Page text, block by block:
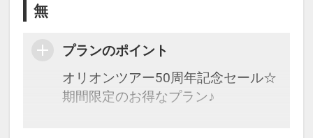
無
プランのポイント
オリオンツアー50周年記念セール☆
期間限定のお得なプラン♪